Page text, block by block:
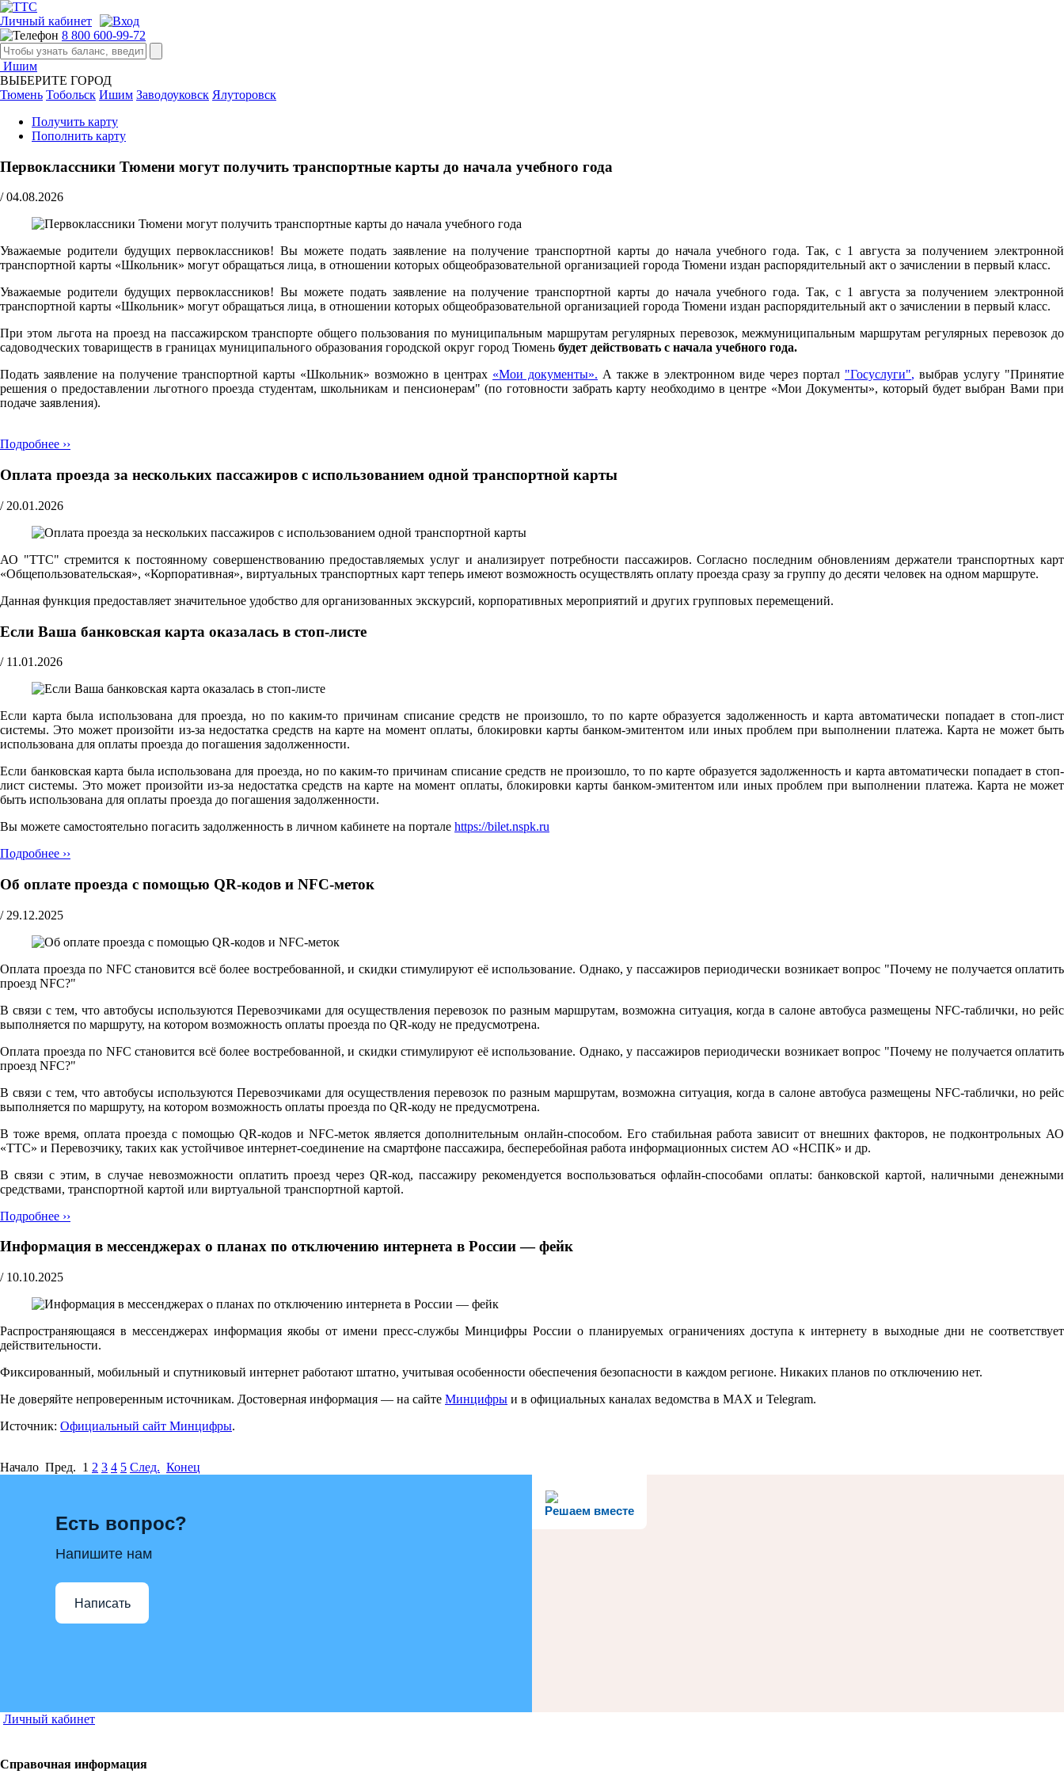
Личный кабинет
8 800 600-99-72
Ишим
ВЫБЕРИТЕ ГОРОД
Тюмень Тобольск Ишим Заводоуковск Ялуторовск
Получить карту
Пополнить карту
Первоклассники Тюмени могут получить транспортные карты до начала учебного года
/ 04.08.2026
Уважаемые родители будущих первоклассников! Вы можете подать заявление на получение транспортной карты до начала учебного года. Так, с 1 августа за получением электронной
транспортной карты «Школьник» могут обращаться лица, в отношении которых общеобразовательной организацией города Тюмени издан распорядительный акт о зачислении в первый класс.
Уважаемые родители будущих первоклассников! Вы можете подать заявление на получение транспортной карты до начала учебного года. Так, с 1 августа за получением электронной
транспортной карты «Школьник» могут обращаться лица, в отношении которых общеобразовательной организацией города Тюмени издан распорядительный акт о зачислении в первый класс.
При этом льгота на проезд на пассажирском транспорте общего пользования по муниципальным маршрутам регулярных перевозок, межмуниципальным маршрутам регулярных перевозок до
садоводческих товариществ в границах муниципального образования городской округ город Тюмень будет действовать с начала учебного года.
Подать заявление на получение транспортной карты «Школьник» возможно в центрах «Мои документы». А также в электронном виде через портал "Госуслуги", выбрав услугу "Принятие
решения о предоставлении льготного проезда студентам, школьникам и пенсионерам" (по готовности забрать карту необходимо в центре «Мои Документы», который будет выбран Вами при
подаче заявления).
Подробнее ››
Оплата проезда за нескольких пассажиров с использованием одной транспортной карты
/ 20.01.2026
АО "ТТС" стремится к постоянному совершенствованию предоставляемых услуг и анализирует потребности пассажиров. Согласно последним обновлениям держатели транспортных карт
«Общепользовательская», «Корпоративная», виртуальных транспортных карт теперь имеют возможность осуществлять оплату проезда сразу за группу до десяти человек на одном маршруте.
Данная функция предоставляет значительное удобство для организованных экскурсий, корпоративных мероприятий и других групповых перемещений.
Если Ваша банковская карта оказалась в стоп-листе
/ 11.01.2026
Если карта была использована для проезда, но по каким-то причинам списание средств не произошло, то по карте образуется задолженность и карта автоматически попадает в стоп-лист
системы. Это может произойти из-за недостатка средств на карте на момент оплаты, блокировки карты банком-эмитентом или иных проблем при выполнении платежа. Карта не может быть
использована для оплаты проезда до погашения задолженности.
Если банковская карта была использована для проезда, но по каким-то причинам списание средств не произошло, то по карте образуется задолженность и карта автоматически попадает в стоп-
лист системы. Это может произойти из-за недостатка средств на карте на момент оплаты, блокировки карты банком-эмитентом или иных проблем при выполнении платежа. Карта не может
быть использована для оплаты проезда до погашения задолженности.
Вы можете самостоятельно погасить задолженность в личном кабинете на портале https://bilet.nspk.ru
Подробнее ››
Об оплате проезда с помощью QR-кодов и NFC-меток
/ 29.12.2025
Оплата проезда по NFC становится всё более востребованной, и скидки стимулируют её использование. Однако, у пассажиров периодически возникает вопрос "Почему не получается оплатить
проезд NFC?"
В связи с тем, что автобусы используются Перевозчиками для осуществления перевозок по разным маршрутам, возможна ситуация, когда в салоне автобуса размещены NFC-таблички, но рейс
выполняется по маршруту, на котором возможность оплаты проезда по QR-коду не предусмотрена.
Оплата проезда по NFC становится всё более востребованной, и скидки стимулируют её использование. Однако, у пассажиров периодически возникает вопрос "Почему не получается оплатить
проезд NFC?"
В связи с тем, что автобусы используются Перевозчиками для осуществления перевозок по разным маршрутам, возможна ситуация, когда в салоне автобуса размещены NFC-таблички, но рейс
выполняется по маршруту, на котором возможность оплаты проезда по QR-коду не предусмотрена.
В тоже время, оплата проезда с помощью QR-кодов и NFC-меток является дополнительным онлайн-способом. Его стабильная работа зависит от внешних факторов, не подконтрольных АО
«ТТС» и Перевозчику, таких как устойчивое интернет-соединение на смартфоне пассажира, бесперебойная работа информационных систем АО «НСПК» и др.
В связи с этим, в случае невозможности оплатить проезд через QR-код, пассажиру рекомендуется воспользоваться офлайн-способами оплаты: банковской картой, наличными денежными
средствами, транспортной картой или виртуальной транспортной картой.
Подробнее ››
Информация в мессенджерах о планах по отключению интернета в России — фейк
/ 10.10.2025
Распространяющаяся в мессенджерах информация якобы от имени пресс-службы Минцифры России о планируемых ограничениях доступа к интернету в выходные дни не соответствует
действительности.
Фиксированный, мобильный и спутниковый интернет работают штатно, учитывая особенности обеспечения безопасности в каждом регионе. Никаких планов по отключению нет.
Не доверяйте непроверенным источникам. Достоверная информация — на сайте Минцифры и в официальных каналах ведомства в MAX и Telegram.
Источник: Официальный сайт Минцифры.
Начало Пред. 1 2 3 4 5 След. Конец
Решаем вместе
Есть вопрос?
Напишите нам
Написать
Личный кабинет
Справочная информация